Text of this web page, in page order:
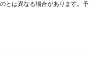
とは異なる場合があります。予